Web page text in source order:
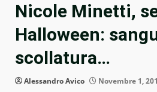
Nicole Minetti,
Halloween:
scollatura…
Alessandro Avico Novembre 1,